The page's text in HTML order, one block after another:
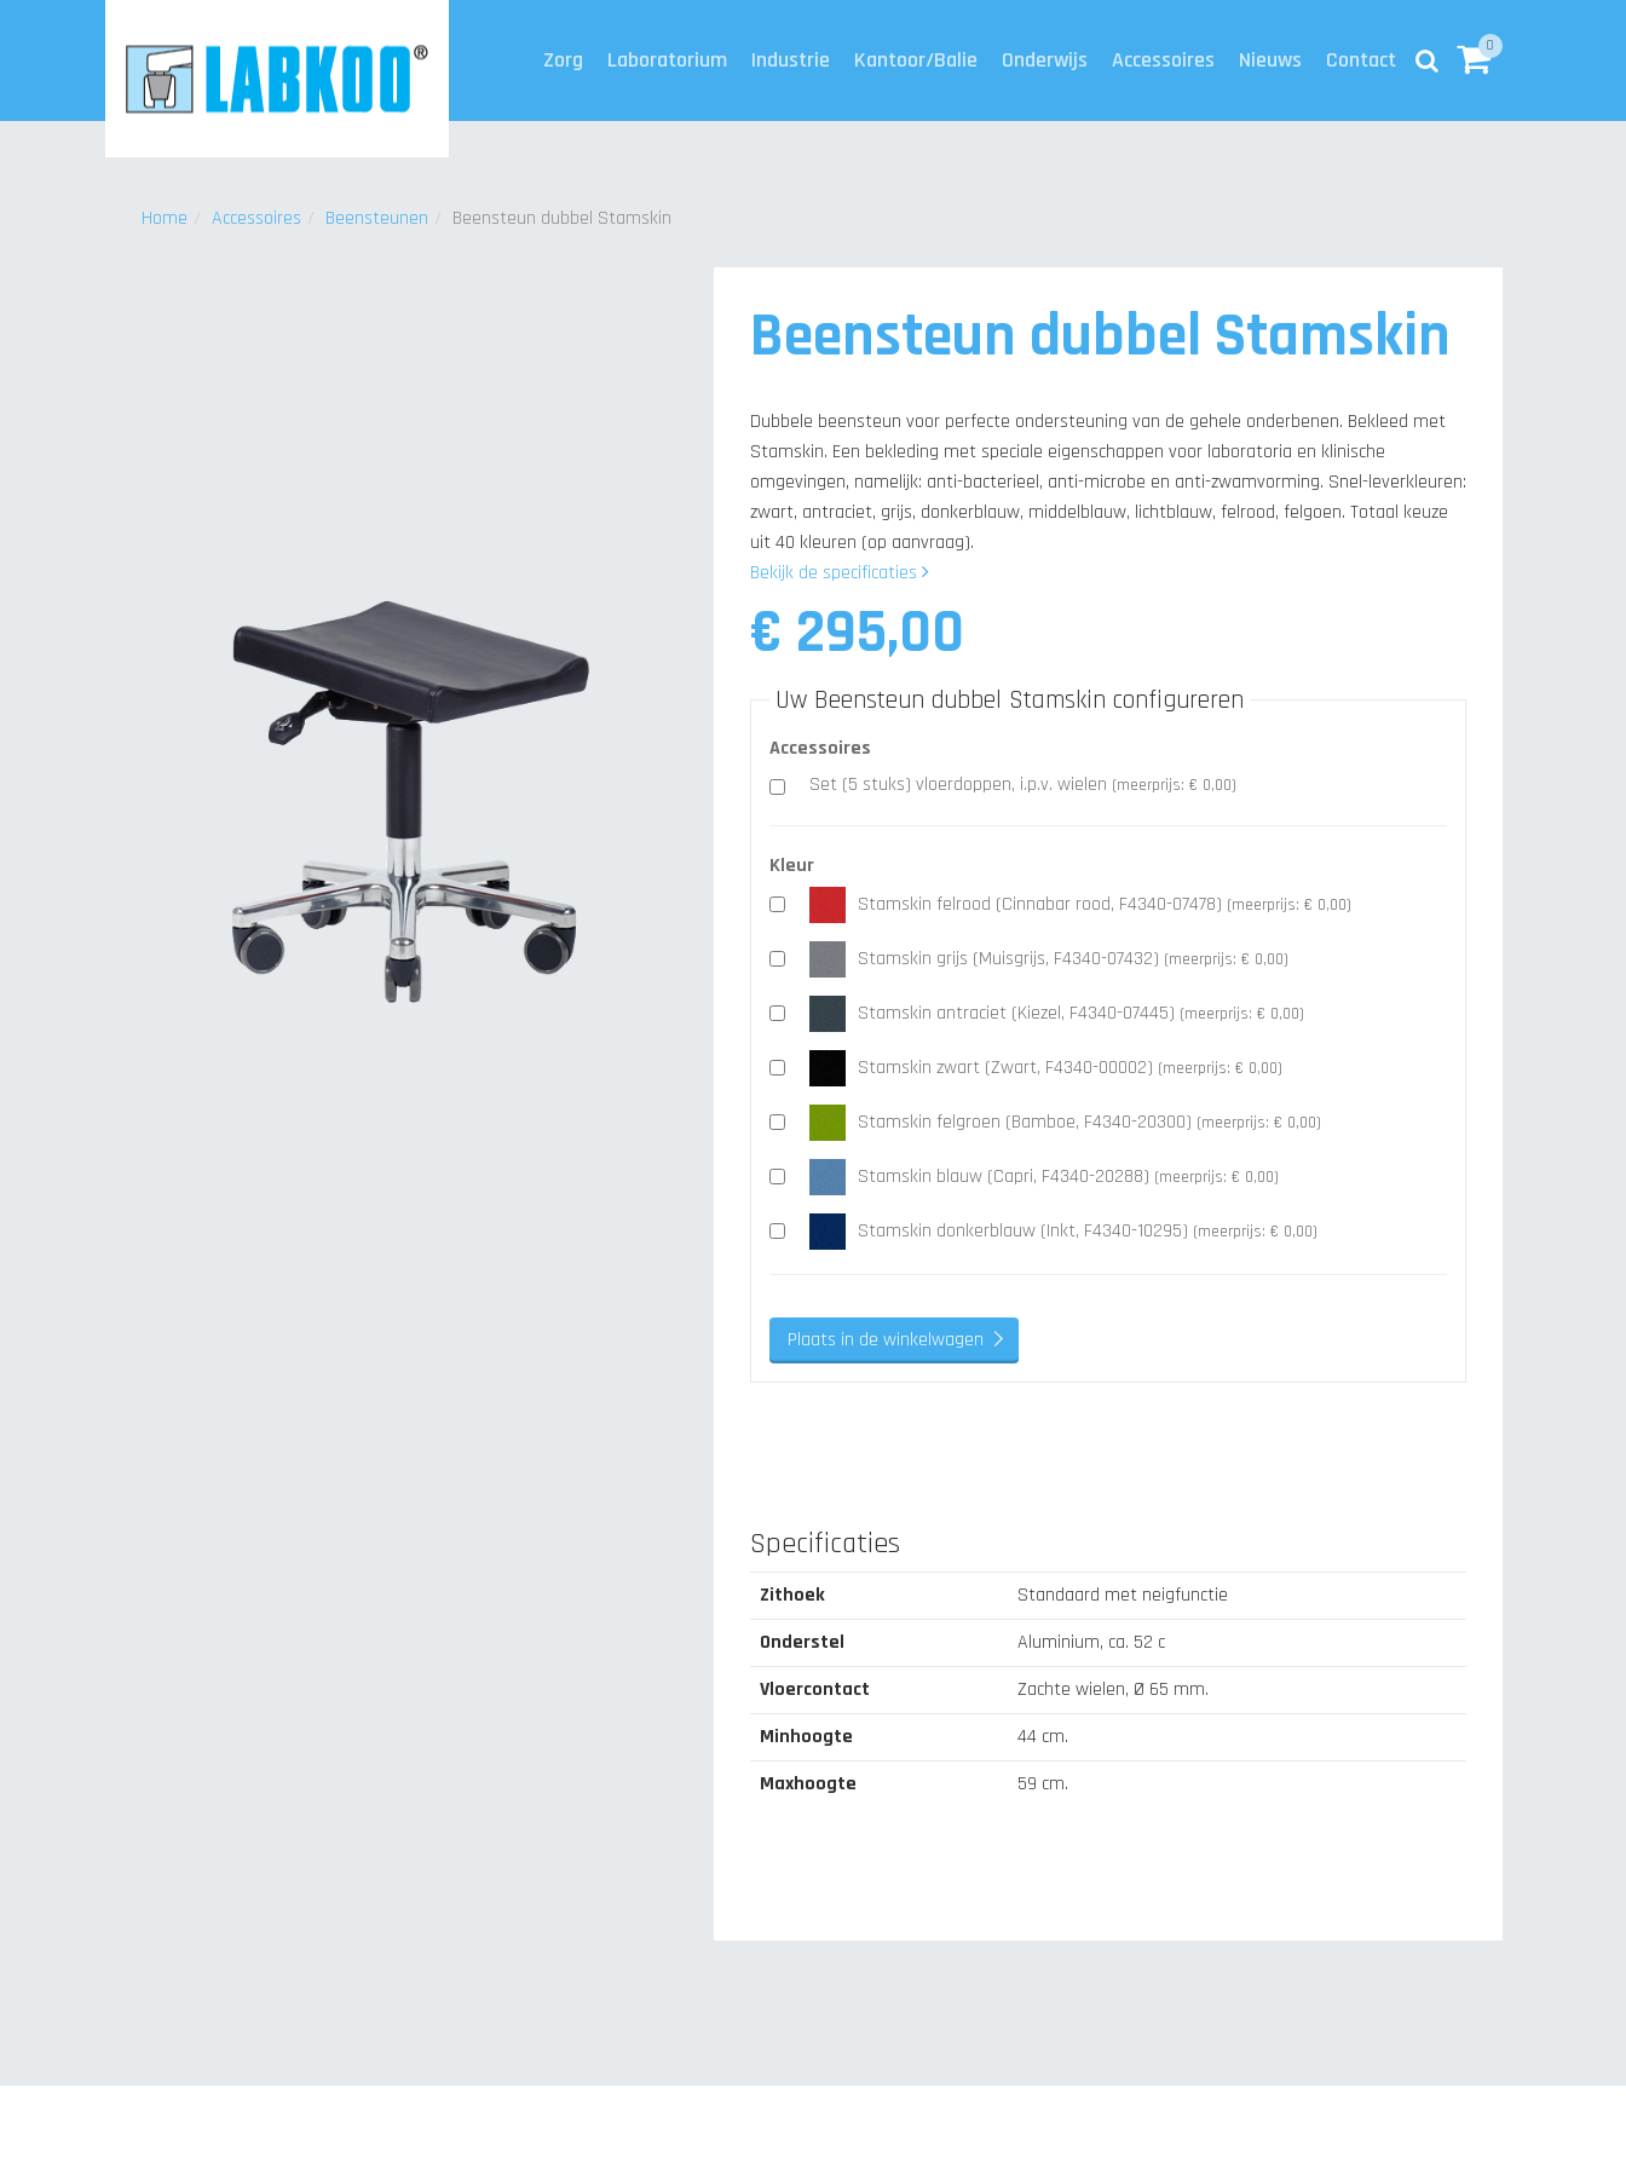
Zorg Laboratorium Industrie Kantoor/Balie Onderwijs Accessoires Nieuws Contact 0
Home Accessoires Beensteunen Beensteun dubbel Stamskin
Beensteun dubbel Stamskin
Dubbele beensteun voor perfecte ondersteuning van de gehele onderbenen. Bekleed met
Stamskin. Een bekleding met speciale eigenschappen voor laboratoria en klinische
omgevingen, namelijk: anti-bacterieel, anti-microbe en anti-zwamvorming. Snel-leverkleuren:
zwart, antraciet, grijs, donkerblauw, middelblauw, lichtblauw, felrood, felgoen. Totaal keuze
uit 40 kleuren (op aanvraag).
Bekijk de specificaties
€ 295,00
Uw Beensteun dubbel Stamskin configureren
Accessoires
Set (5 stuks) vloerdoppen, i.p.v. wielen (meerprijs: € 0,00)
Kleur
Stamskin felrood (Cinnabar rood, F4340-07478) (meerprijs: € 0,00)
Stamskin grijs (Muisgrijs, F4340-07432) (meerprijs: € 0,00)
Stamskin antraciet (Kiezel, F4340-07445) (meerprijs: € 0,00)
Stamskin zwart (Zwart, F4340-00002) (meerprijs: € 0,00)
Stamskin felgroen (Bamboe, F4340-20300) (meerprijs: € 0,00)
Stamskin blauw (Capri, F4340-20288) (meerprijs: € 0,00)
Stamskin donkerblauw (Inkt, F4340-10295) (meerprijs: € 0,00)
Plaats in de winkelwagen
Specificaties
Zithoek
Standaard met neigfunctie
Onderstel
Aluminium, ca. 52 c
Vloercontact
Zachte wielen, Ø 65 mm.
Minhoogte
44 cm.
Maxhoogte
59 cm.